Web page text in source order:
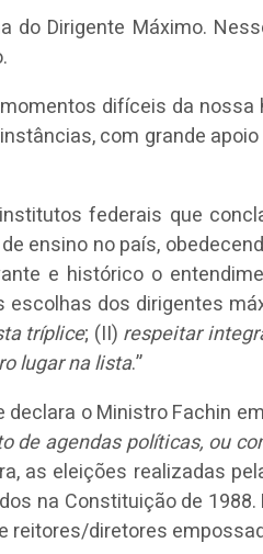
Dirigente Máximo.
difíceis da
com grande
federais que
no país,
e histórico o
dos dirigentes
tríplice; (II) respeitar
lugar na lista.”
o Ministro Fachin
de agendas políticas, ou
as eleições realizadas
na Constituição de
reitores/diretores